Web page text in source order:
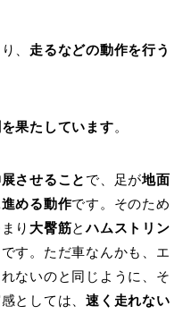
、 走るなどの動作を行う
果たしています。
させること で、足が地面
める動作です。そのため
り 大臀筋とハムストリン
です。ただ車なんかも、エ
ないのと同じように、そ
としては、速く走れない